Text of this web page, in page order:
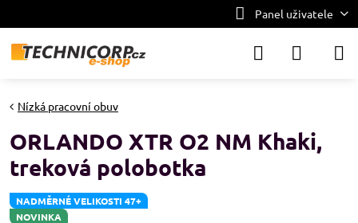
Panel uživatele
NADMĚRNÉ VELIKOSTI 47+
NOVINKA
Nízká pracovní obuv
ORLANDO XTR O2 NM Khaki,
treková polobotka